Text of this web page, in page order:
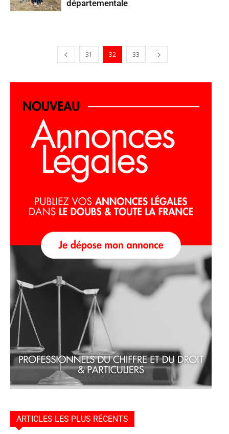
départementale
31 32 33
ARTICLES LES PLUS RÉCENTS